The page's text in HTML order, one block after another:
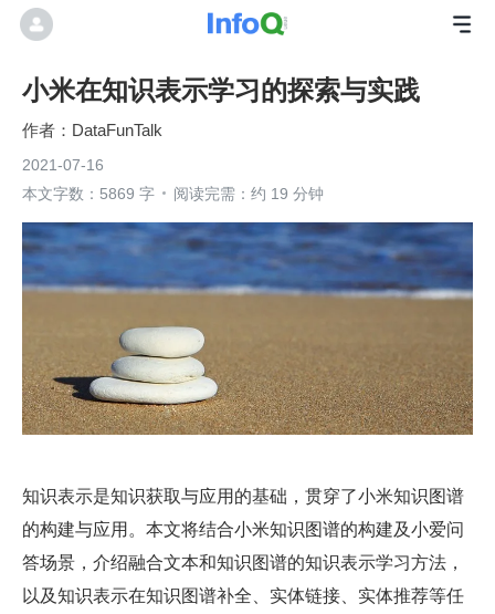
小米在知识表示学习的探索与实践
DataFunTalk
2021-07-16
本文字数：5869 字
阅读完需：约 19 分钟
知识表示是知识获取与应用的基础，贯穿了小米知识图谱
的构建与应用。本文将结合小米知识图谱的构建及小爱问
答场景，介绍融合文本和知识图谱的知识表示学习方法，
以及知识表示在知识图谱补全、实体链接、实体推荐等任